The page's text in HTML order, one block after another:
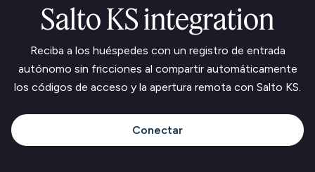
Salto KS integration
Reciba a los huéspedes con un registro de entrada
autónomo sin fricciones al compartir automáticamente
los códigos de acceso y la apertura remota con Salto KS.
Conectar